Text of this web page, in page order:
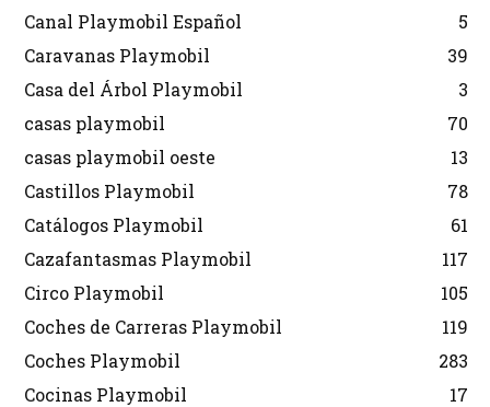
Canal Playmobil Español
5
Caravanas Playmobil
39
Casa del Árbol Playmobil
3
casas playmobil
70
casas playmobil oeste
13
Castillos Playmobil
78
Catálogos Playmobil
61
Cazafantasmas Playmobil
117
Circo Playmobil
105
Coches de Carreras Playmobil
119
Coches Playmobil
283
Cocinas Playmobil
17